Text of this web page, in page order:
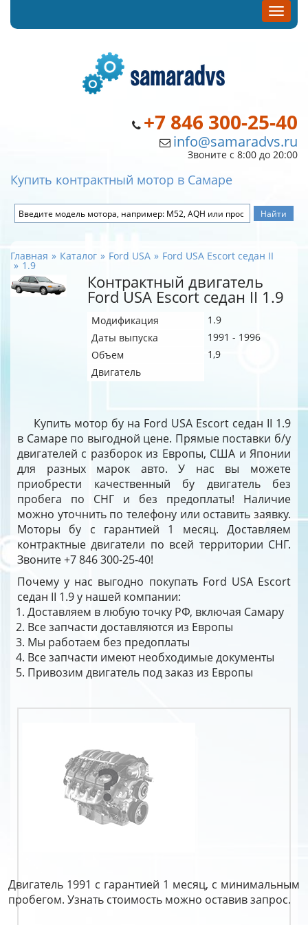
+7 846 300-25-40
info@samaradvs.ru
Звоните с 8:00 до 20:00
Купить контрактный мотор в Самаре
Главная Каталог Ford USA Ford USA Escort седан II
1.9
Контрактный двигатель
Ford USA Escort седан II 1.9
Модификация
1.9
Даты выпуска
1991 - 1996
Объем
1,9
Двигатель
Купить мотор бу на Ford USA Escort седан II 1.9
в Самаре по выгодной цене. Прямые поставки б/у
двигателей с разборок из Европы, США и Японии
для разных марок авто. У нас вы можете
приобрести качественный бу двигатель без
пробега по СНГ и без предоплаты! Наличие
можно уточнить по телефону или оставить заявку.
Моторы бу с гарантией 1 месяц. Доставляем
контрактные двигатели по всей территории СНГ.
Звоните +7 846 300-25-40!
Почему у нас выгодно покупать Ford USA Escort
седан II 1.9 у нашей компании:
Доставляем в любую точку РФ, включая Самару
Все запчасти доставляются из Европы
Мы работаем без предоплаты
Все запчасти имеют необходимые документы
Привозим двигатель под заказ из Европы
Двигатель 1991 с гарантией 1 месяц, с минимальным
пробегом. Узнать стоимость можно оставив запрос.